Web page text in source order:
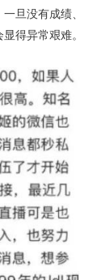
旦没有成绩、
得异常艰难。